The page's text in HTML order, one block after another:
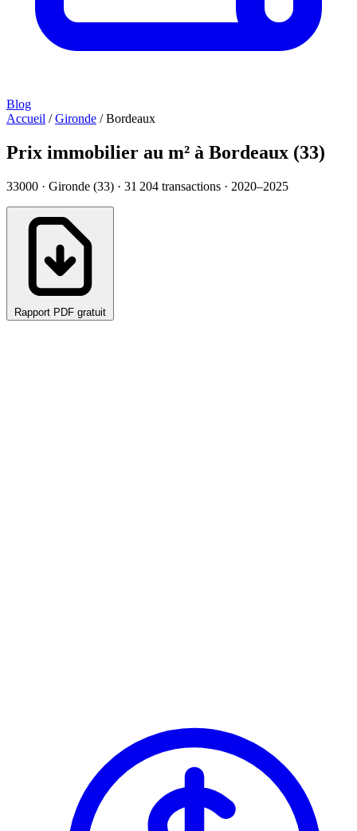
Blog
Accueil / Gironde / Bordeaux
Prix immobilier au m² à Bordeaux (33)
33000 · Gironde (33) · 31 204 transactions · 2020–2025
Rapport PDF gratuit